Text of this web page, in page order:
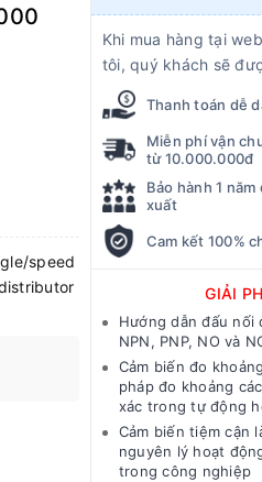
speed
Khi mua hàng tại
tôi, quý khách sẽ
Thanh toán dễ
Miễn phí vận
từ 10.000.000đ
Bảo hành 1
xuất
Cam kết 100%
GIẢI
Hướng dẫn đấu nối
NPN, PNP, NO và
Cảm biến đo
pháp đo khoảng
xác trong tự động
Cảm biến tiệm cận
nguyên lý hoạt
trong công nghiệp